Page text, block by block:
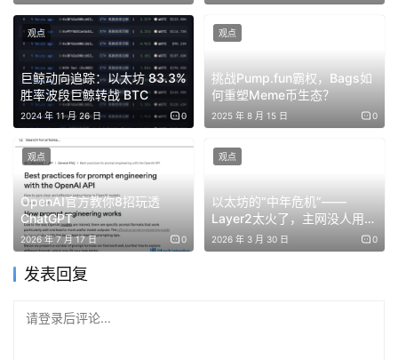
USDD金库看板与JST回购与销毁机制的正式上线，共同体
现了两大DeFi项目对透明度、可持续性和去中心化治理的持
续承诺。这些举措旨在为社区提供必要的信息公开机制，以
透明、安全和协作的方式为波场TRON生态塑造了一个DeFi
透明、安全的未来。
免责声明：本文提供的信息不是交易建议。BlockWeeks.com
不对根据本文提供的信息所做的任何投资承担责任。我们强烈
建议在做出任何投资决策之前进行独立研究或咨询合格的专业
人士。
巨鲸动向追踪：以太坊 83.3%
胜率波段巨鲸转战 BTC
2024 年 11 月 26 日 0
观点
挑战Pump.fun霸权，Bags如
何重塑Meme币生态？
2025 年 8 月 15 日 0
观点
OpenAI官方教你8招玩透
ChatGPT
2026 年 7 月 17 日 0
观点
以太坊的“中年危机”——
Layer2太火了，主网没人用
了？
2026 年 3 月 30 日 0
观点
发表回复
请登录后评论...